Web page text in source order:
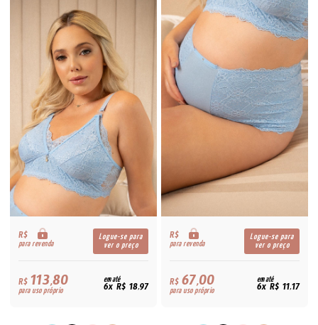
R$
para revenda
Logue-se para
ver o preço
R$113,80
para uso próprio
em até
6x R$ 18,97
R$
para revenda
Logue-se para
ver o preço
R$67,00
para uso próprio
em até
6x R$ 11,17